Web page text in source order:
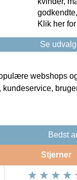
Klik her
Se
webshops
Bedst
Stjerner